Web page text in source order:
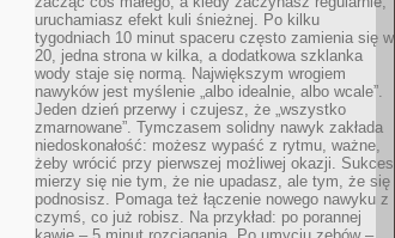
uruchamiasz efekt kuli śnieżnej. Po kilku
tygodniach 10 minut spaceru często zamienia się w
20, jedna strona w kilka, a dodatkowa szklanka
wody staje się normą. Największym wrogiem
nawyków jest myślenie „albo idealnie, albo wcale”.
Jeden dzień przerwy i czujesz, że „wszystko
zmarnowane”. Tymczasem solidny nawyk zakłada
niedoskonałość: możesz wypaść z rytmu, ważne,
żeby wrócić przy pierwszej możliwej okazji. Sukces
mierzy się nie tym, że nie upadasz, ale tym, że się
podnosisz. Pomaga też łączenie nowego nawyku z
czymś, co już robisz. Na przykład: po porannej